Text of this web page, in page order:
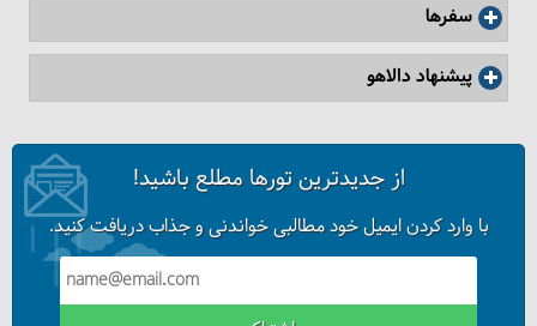
سفرها
پیشنهاد دالاهو
از جدیدترین تورها مطلع باشید!
با وارد کردن ایمیل خود مطالبی خواندنی و جذاب دریافت کنید.